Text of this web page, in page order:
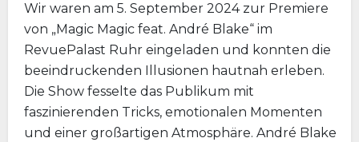
Wir waren am 5. September 2024 zur Premiere
von „Magic Magic feat. André Blake“ im
RevuePalast Ruhr eingeladen und konnten die
beeindruckenden Illusionen hautnah erleben.
Die Show fesselte das Publikum mit
faszinierenden Tricks, emotionalen Momenten
und einer großartigen Atmosphäre. André Blake